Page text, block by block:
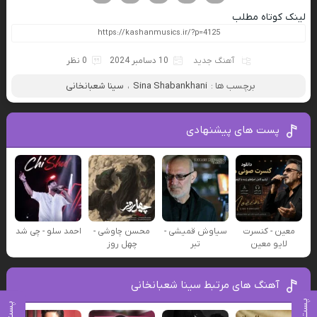
لینک کوتاه مطلب
آهنگ جدید 10 دسامبر 2024 0 نظر
برچسب ها : Sina Shabankhani ، سینا شعبانخانی
پست های پیشنهادی
معین - کنسرت
لایو معین
سیاوش قمیشی -
تبر
محسن چاوشی -
چهل روز
احمد سلو - چی شد
آهنگ های مرتبط سینا شعبانخانی